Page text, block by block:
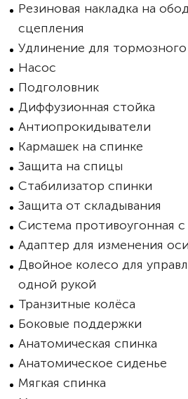
Резиновая накладка на
сцепления
Удлинение для тормозного
Насос
Подголовник
Диффузионная стойка
Антиопрокидыватели
Кармашек на спинке
Защита на спицы
Стабилизатор спинки
Защита от складывания
Система противоугонная
Адаптер для изменения
Двойное колесо для
одной рукой
Транзитные колёса
Боковые поддержки
Анатомическая спинка
Анатомическое сиденье
Мягкая спинка